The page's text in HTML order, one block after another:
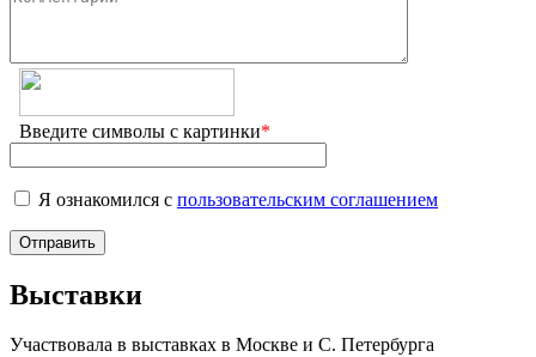
Введите символы с картинки*
Я ознакомился с пользовательским соглашением
Выставки
Участвовала в выставках в Москве и С. Петербурга